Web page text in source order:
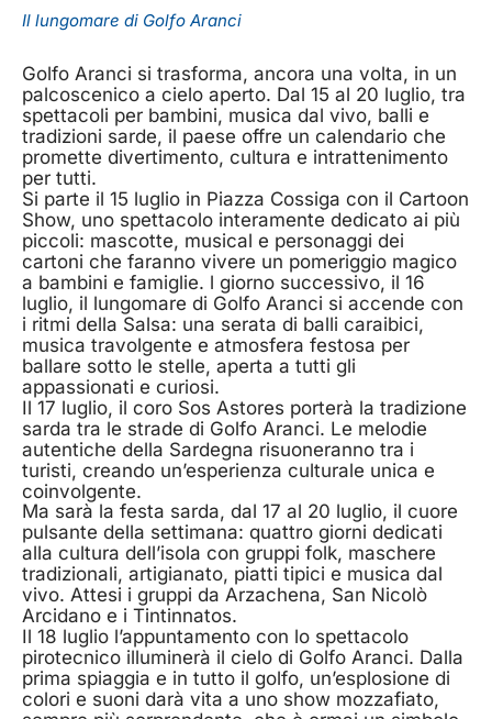
Il lungomare di Golfo Aranci
Golfo Aranci si trasforma, ancora una volta, in un
palcoscenico a cielo aperto. Dal 15 al 20 luglio, tra
spettacoli per bambini, musica dal vivo, balli e
tradizioni sarde, il paese offre un calendario che
promette divertimento, cultura e intrattenimento
per tutti.
Si parte il 15 luglio in Piazza Cossiga con il Cartoon
Show, uno spettacolo interamente dedicato ai più
piccoli: mascotte, musical e personaggi dei
cartoni che faranno vivere un pomeriggio magico
a bambini e famiglie. l giorno successivo, il 16
luglio, il lungomare di Golfo Aranci si accende con
i ritmi della Salsa: una serata di balli caraibici,
musica travolgente e atmosfera festosa per
ballare sotto le stelle, aperta a tutti gli
appassionati e curiosi.
Il 17 luglio, il coro Sos Astores porterà la tradizione
sarda tra le strade di Golfo Aranci. Le melodie
autentiche della Sardegna risuoneranno tra i
turisti, creando un’esperienza culturale unica e
coinvolgente.
Ma sarà la festa sarda, dal 17 al 20 luglio, il cuore
pulsante della settimana: quattro giorni dedicati
alla cultura dell’isola con gruppi folk, maschere
tradizionali, artigianato, piatti tipici e musica dal
vivo. Attesi i gruppi da Arzachena, San Nicolò
Arcidano e i Tintinnatos.
Il 18 luglio l’appuntamento con lo spettacolo
pirotecnico illuminerà il cielo di Golfo Aranci. Dalla
prima spiaggia e in tutto il golfo, un’esplosione di
colori e suoni darà vita a uno show mozzafiato,